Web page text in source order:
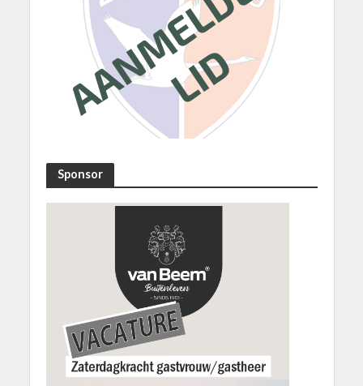
Sponsor